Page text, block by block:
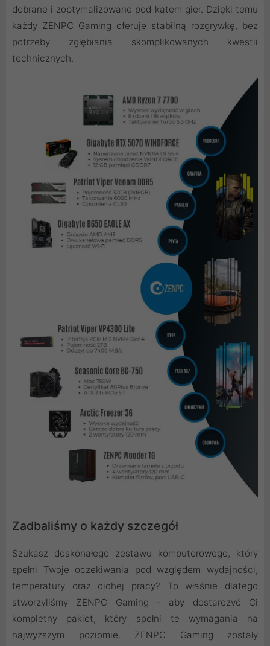
dobrane i zoptymalizowane pod kątem gier. Dzięki temu
każdy ZENPC Gaming oferuje stabilną rozgrywkę, bez
potrzeby zgłębiania skomplikowanych kwestii
technicznych.
Zadbaliśmy o każdy szczegół
Szukasz doskonałego zestawu komputerowego, który
spełni Twoje oczekiwania pod względem wydajności,
temperatury oraz cichej pracy? To właśnie dlatego
stworzyliśmy ZENPC Gaming - aby dostarczyć Ci
kompletny pakiet, który spełni te wymagania na
najwyższym poziomie. ZENPC Gaming zostały